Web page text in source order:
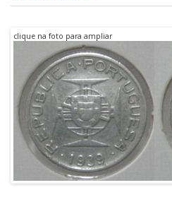
clique na foto para ampliar